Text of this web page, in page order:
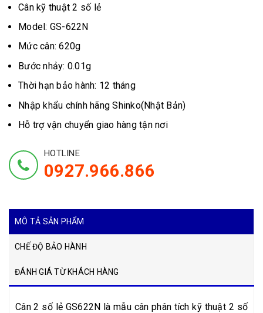
Cân kỹ thuật 2 số lẻ
Model: GS-622N
Mức cân: 620g
Bước nhảy: 0.01g
Thời hạn bảo hành: 12 tháng
Nhập khẩu chính hãng Shinko(Nhật Bản)
Hỗ trợ vận chuyển giao hàng tận nơi
HOTLINE
0927.966.866
MÔ TẢ SẢN PHẨM
CHẾ ĐỘ BẢO HÀNH
ĐÁNH GIÁ TỪ KHÁCH HÀNG
Cân 2 số lẻ GS622N là mẫu cân phân tích kỹ thuật 2 số